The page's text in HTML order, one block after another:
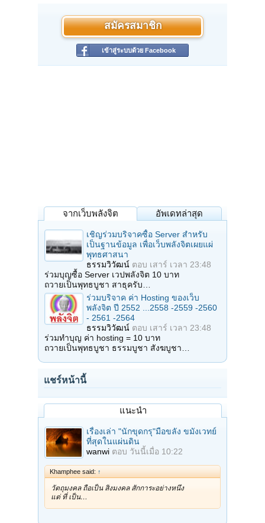
สมัครสมาชิก
เข้าสู่ระบบด้วย Facebook
จากเว็บพลังจิต อัพเดทล่าสุด
เชิญร่วมบริจาคซื้อ Server สำหรับ
เป็นฐานข้อมูล เพื่อเว็บพลังจิตเผยแผ่
พุทธศาสนา
ธรรมวิวัฒน์ ตอบ เสาร์ เวลา 23:48
ร่วมบุญซื้อ Server เวปพลังจิต 10 บาท
ถวายเป็นพุทธบูชา สาธุครับ…
ร่วมบริจาค ค่า Hosting ของเว็บ
พลังจิต ปี 2552 ...2558 -2559 -2560
- 2561 -2564
ธรรมวิวัฒน์ ตอบ เสาร์ เวลา 23:48
ร่วมทำบุญ ค่า hosting = 10 บาท
ถวายเป็นพุทธบูชา ธรรมบูชา สังฆบูชา…
แชร์หน้านี้
แนะนำ
เรื่องเล่า "นักขุดกรุ"มือขลัง ขมังเวทย์
ที่สุดในแผ่นดิน
wanwi ตอบ วันนี้เมื่อ 10:22
Khamphee said: ↑
วัตถุมงคล ถือเป็น สิ่งมงคล สักการะอย่างหนึ่ง
แต่ ที่ เป็น…